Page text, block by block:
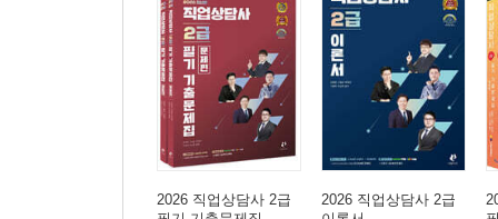
2026 직업상담사 2급
2026 직업상담사 2급